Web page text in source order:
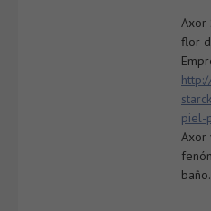
Axor
flor
piel-
Axor
baño.